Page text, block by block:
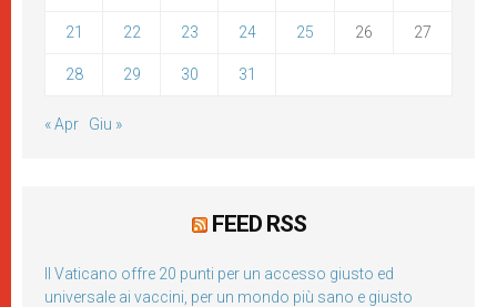
21 22 23 24 25 26 27
28 29 30 31
« Apr Giu »
FEED RSS
Il Vaticano offre 20 punti per un accesso giusto ed
universale ai vaccini, per un mondo più sano e giusto